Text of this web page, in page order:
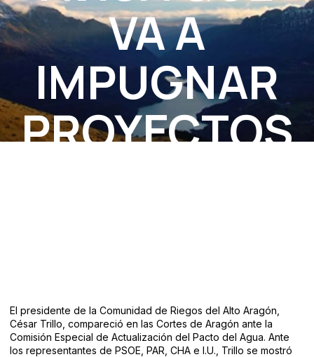
VA A
IMPUGNAR
PROYECTOS
El presidente de la Comunidad de Riegos del Alto Aragón,
César Trillo, compareció en las Cortes de Aragón ante la
Comisión Especial de Actualización del Pacto del Agua. Ante
los representantes de PSOE, PAR, CHA e I.U., Trillo se mostró